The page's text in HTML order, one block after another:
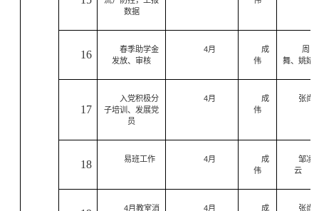
数据
16
春季助学金
发放、审核
4月
成
伟
周
舞、姚婧
17
入党积极分
子培训、发展党
员
4月
成
伟
张尚
18 易班工作 4月
成
伟
邹凌
云
4月教室消
4月
成
张尚